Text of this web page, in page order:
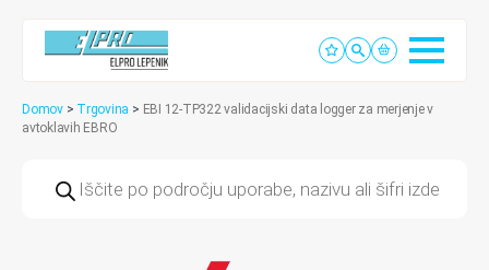
Domov > Trgovina > EBI 12-TP322 validacijski data logger za merjenje v
avtoklavih EBRO
search